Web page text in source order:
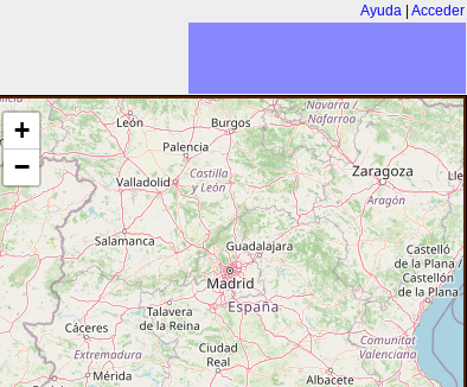
Ayuda Acceder
+
−